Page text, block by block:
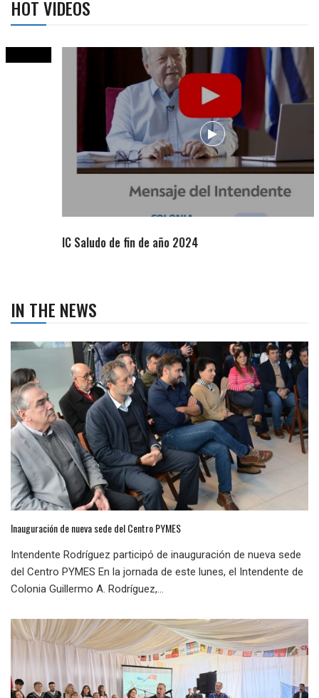
HOT VIDEOS
IC Saludo de fin de año 2024
IN THE NEWS
Inauguración de nueva sede del Centro PYMES
Intendente Rodríguez participó de inauguración de nueva sede
del Centro PYMES En la jornada de este lunes, el Intendente de
Colonia Guillermo A. Rodríguez,...